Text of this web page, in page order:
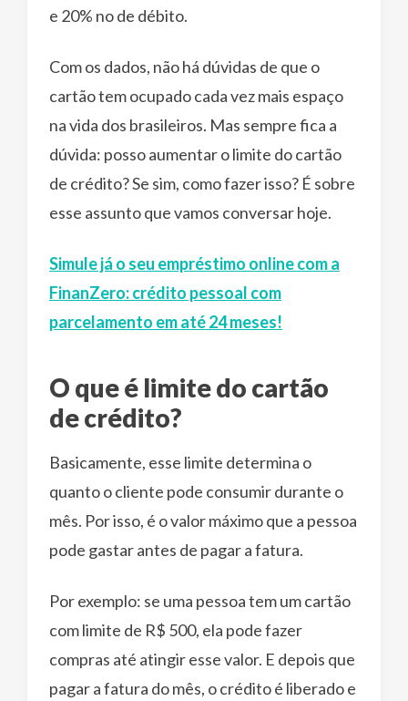
e 20% no de débito.
Com os dados, não há dúvidas de que o
cartão tem ocupado cada vez mais espaço
na vida dos brasileiros. Mas sempre fica a
dúvida: posso aumentar o limite do cartão
de crédito? Se sim, como fazer isso? É sobre
esse assunto que vamos conversar hoje.
Simule já o seu empréstimo online com a
FinanZero: crédito pessoal com
parcelamento em até 24 meses!
O que é limite do cartão
de crédito?
Basicamente, esse limite determina o
quanto o cliente pode consumir durante o
mês. Por isso, é o valor máximo que a pessoa
pode gastar antes de pagar a fatura.
Por exemplo: se uma pessoa tem um cartão
com limite de R$ 500, ela pode fazer
compras até atingir esse valor. E depois que
pagar a fatura do mês, o crédito é liberado e